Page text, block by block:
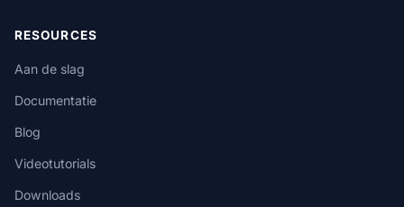
RESOURCES
Aan de slag
Documentatie
Blog
Videotutorials
Downloads